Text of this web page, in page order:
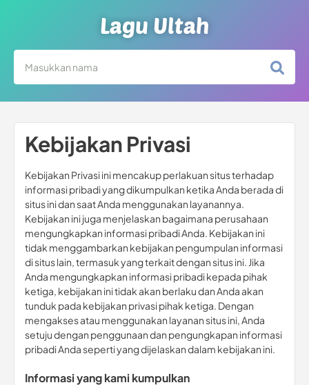
Lagu Ultah
Kebijakan Privasi
Kebijakan Privasi ini mencakup perlakuan situs terhadap
informasi pribadi yang dikumpulkan ketika Anda berada di
situs ini dan saat Anda menggunakan layanannya.
Kebijakan ini juga menjelaskan bagaimana perusahaan
mengungkapkan informasi pribadi Anda. Kebijakan ini
tidak menggambarkan kebijakan pengumpulan informasi
di situs lain, termasuk yang terkait dengan situs ini. Jika
Anda mengungkapkan informasi pribadi kepada pihak
ketiga, kebijakan ini tidak akan berlaku dan Anda akan
tunduk pada kebijakan privasi pihak ketiga. Dengan
mengakses atau menggunakan layanan situs ini, Anda
setuju dengan penggunaan dan pengungkapan informasi
pribadi Anda seperti yang dijelaskan dalam kebijakan ini.
Informasi yang kami kumpulkan